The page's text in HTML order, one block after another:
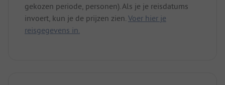
gekozen periode, personen). Als je je reisdatums
invoert, kun je de prijzen zien. Voer hier je
reisgegevens in.